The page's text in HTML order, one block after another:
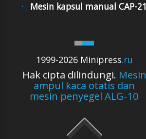
1999-2026 Minipress.ru
Hak cipta dilindungi. Mesin
ampul kaca otatis dan
mesin penyegel ALG-10
Mesin kapsul manual CAP-21